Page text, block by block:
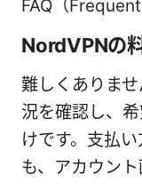
FAQ（
NordVPNの
難しくありま
況を確認し、
けです。支払
も、アカウント